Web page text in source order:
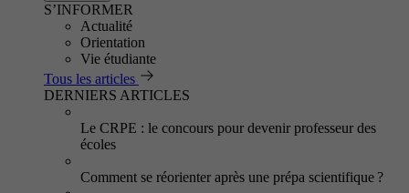
S’INFORMER
Actualité
Orientation
Vie étudiante
Tous les articles
DERNIERS ARTICLES
Le CRPE : le concours pour devenir professeur des
écoles
Comment se réorienter après une prépa scientifique ?